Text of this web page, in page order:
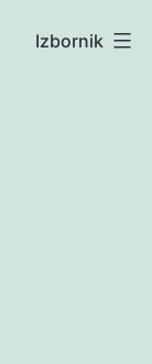
Izbornik